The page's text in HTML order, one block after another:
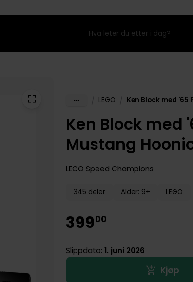
LEGO Ken Block med '65
Ken Block med
Mustang
LEGO Speed Champions
345 deler Alder: 9+ LEGO
39900
Slippdato:1. juni 2026
Kjøp